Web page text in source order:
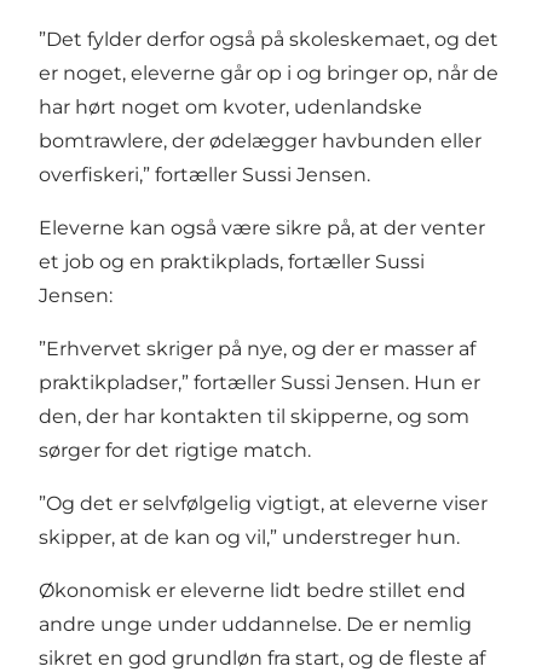
”Det fylder derfor også på skoleskemaet, og det
er noget, eleverne går op i og bringer op, når de
har hørt noget om kvoter, udenlandske
bomtrawlere, der ødelægger havbunden eller
overfiskeri,” fortæller Sussi Jensen.
Eleverne kan også være sikre på, at der venter
et job og en praktikplads, fortæller Sussi
Jensen:
”Erhvervet skriger på nye, og der er masser af
praktikpladser,” fortæller Sussi Jensen. Hun er
den, der har kontakten til skipperne, og som
sørger for det rigtige match.
”Og det er selvfølgelig vigtigt, at eleverne viser
skipper, at de kan og vil,” understreger hun.
Økonomisk er eleverne lidt bedre stillet end
andre unge under uddannelse. De er nemlig
sikret en god grundløn fra start, og de fleste af